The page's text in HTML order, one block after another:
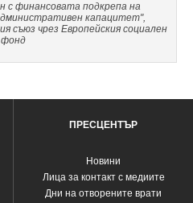
финансовата подкрепа на
капацитет",
съюз чрез Европейския социален
фонд
ПРЕСЦЕНТЪР
Новини
Лица за контакт с медиите
Дни на отворените врати